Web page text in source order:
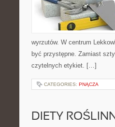
wyrzutów. W centrum
być przystępne. Zamiast
czytelnych etykiet. […]
CATEGORIES: PNĄCZA
DIETY